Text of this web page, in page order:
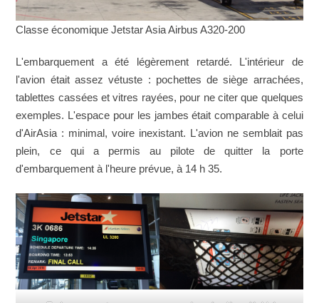
Classe économique Jetstar Asia Airbus A320-200
L'embarquement a été légèrement retardé. L'intérieur de
l'avion était assez vétuste : pochettes de siège arrachées,
tablettes cassées et vitres rayées, pour ne citer que quelques
exemples. L'espace pour les jambes était comparable à celui
d'AirAsia : minimal, voire inexistant. L'avion ne semblait pas
plein, ce qui a permis au pilote de quitter la porte
d'embarquement à l'heure prévue, à 14 h 35.